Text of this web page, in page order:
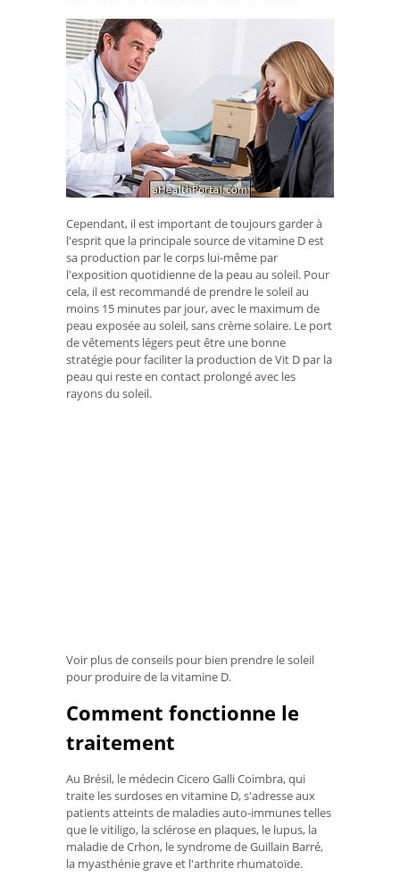
Cependant, il est important de toujours garder à
l'esprit que la principale source de vitamine D est
sa production par le corps lui-même par
l'exposition quotidienne de la peau au soleil. Pour
cela, il est recommandé de prendre le soleil au
moins 15 minutes par jour, avec le maximum de
peau exposée au soleil, sans crème solaire. Le port
de vêtements légers peut être une bonne
stratégie pour faciliter la production de Vit D par la
peau qui reste en contact prolongé avec les
rayons du soleil.
Voir plus de conseils pour bien prendre le soleil
pour produire de la vitamine D.
Comment fonctionne le
traitement
Au Brésil, le médecin Cicero Galli Coimbra, qui
traite les surdoses en vitamine D, s'adresse aux
patients atteints de maladies auto-immunes telles
que le vitiligo, la sclérose en plaques, le lupus, la
maladie de Crhon, le syndrome de Guillain Barré,
la myasthénie grave et l'arthrite rhumatoïde.